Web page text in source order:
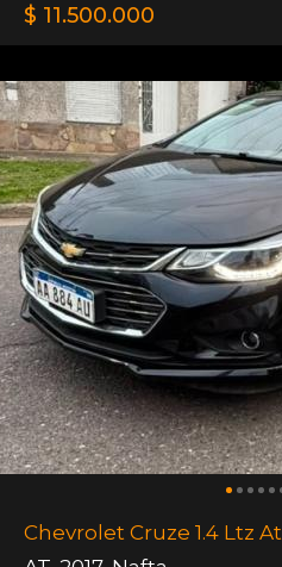
$ 11.500.000
Chevrolet Cruze 1.4 Ltz At